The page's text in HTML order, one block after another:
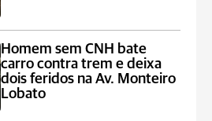
Homem sem CNH bate
carro contra trem e deixa
dois feridos na Av. Monteiro
Lobato